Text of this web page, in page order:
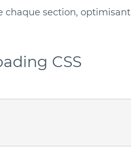
chaque section, optimisant
CSS